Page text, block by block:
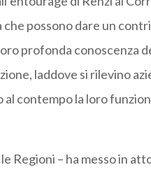
che possono dare un
profonda conoscenza
laddove si rilevino
contempo la loro
Regioni – ha messo in